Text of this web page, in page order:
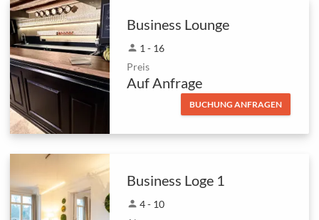
Business Lounge
person 1 - 16
Preis
Auf Anfrage
BUCHUNG ANFRAGEN
Business Loge 1
person 4 - 10